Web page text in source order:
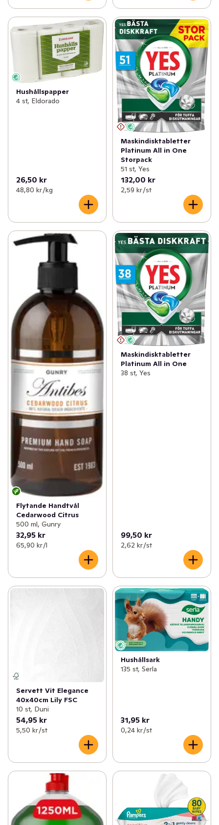
Hushållspapper
4 st, Eldorado
26,50 kr
48,80 kr /kg
Maskindisktabletter
Platinum All in One
Storpack
51 st, Yes
132,00 kr
2,59 kr /st
Flytande Handtvål
Cedarwood Citrus
500 ml, Gunry
32,95 kr
65,90 kr /l
Maskindisktabletter
Platinum All in One
38 st, Yes
99,50 kr
2,62 kr /st
Servett Vit Elegance
40x40cm Lily FSC
10 st, Duni
54,95 kr
5,50 kr /st
Hushållsark
135 st, Serla
31,95 kr
0,24 kr /st